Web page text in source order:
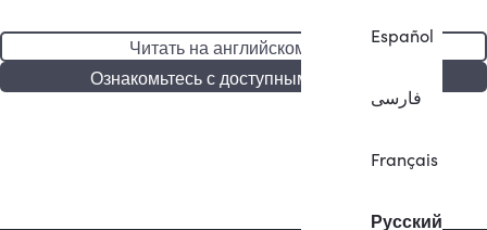
Español
فارسی
Français
Русский
Читать на английском языке
Ознакомьтесь с доступными статьями